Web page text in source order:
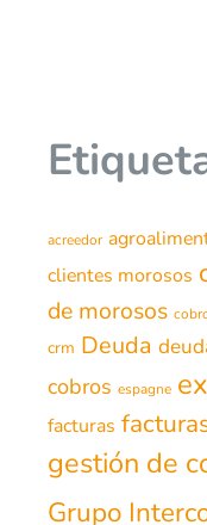
acreedor
clientes morosos
de morosos
crm Deuda
cobros espagne
facturas
gestión de
Grupo